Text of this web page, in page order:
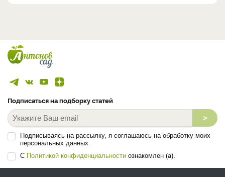
Подписаться на подборку статей
>
Подписываясь на рассылку, я соглашаюсь на обработку моих
персональных данных.
С Политикой конфиденциальности ознакомлен (а).